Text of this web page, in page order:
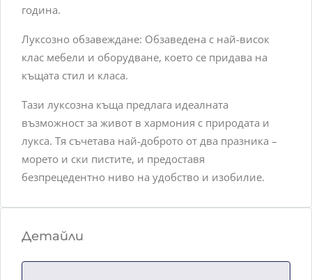
година.
Луксозно обзавеждане: Обзаведена с най-висок
клас мебели и оборудване, което се придава на
къщата стил и класа.
Тази луксозна къща предлага идеалната
възможност за живот в хармония с природата и
лукса. Тя съчетава най-доброто от два празника –
морето и ски пистите, и предоставя
безпрецедентно ниво на удобство и изобилие.
Детайли